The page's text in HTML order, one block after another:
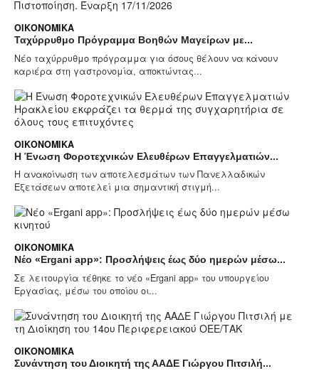
ΟΙΚΟΝΟΜΙΚΆ
Ταχύρρυθμο Πρόγραμμα Βοηθών Μαγείρων με...
Νέο ταχύρρυθμο πρόγραμμα για όσους θέλουν να κάνουν
καριέρα στη γαστρονομία, αποκτώντας...
ΟΙΚΟΝΟΜΙΚΆ
Η Ένωση Φοροτεχνικών Ελευθέρων Επαγγελματιών...
Η ανακοίνωση των αποτελεσμάτων των Πανελλαδικών
Εξετάσεων αποτελεί μια σημαντική στιγμή...
ΟΙΚΟΝΟΜΙΚΆ
Νέο «Ergani app»: Προσλήψεις έως δύο ημερών μέσω...
Σε λειτουργία τέθηκε το νέο «Ergani app» του υπουργείου
Εργασίας, μέσω του οποίου οι...
ΟΙΚΟΝΟΜΙΚΆ
Συνάντηση του Διοικητή της ΑΑΔΕ Γιώργου Πιτσιλή...